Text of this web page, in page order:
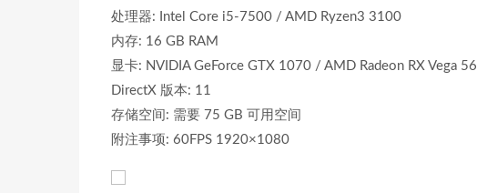
处理器: Intel Core i5-7500 / AMD Ryzen3 3100
内存: 16 GB RAM
显卡: NVIDIA GeForce GTX 1070 / AMD Radeon RX Vega 56
DirectX 版本: 11
存储空间: 需要 75 GB 可用空间
附注事项: 60FPS 1920×1080